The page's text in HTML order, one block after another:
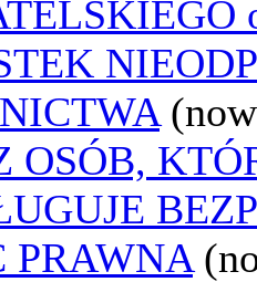
OSÓB,
PRAWNA